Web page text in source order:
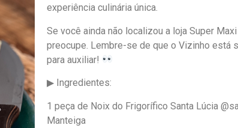
experiência culinária única.
Se você ainda não localizou a loja Super
preocupe. Lembre-se de que o Vizinho está
para auxiliar!
▶ Ingredientes:
1 peça de Noix do Frigorífico Santa Lúcia
Manteiga